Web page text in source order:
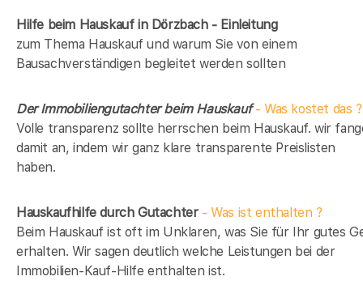
Hilfe beim Hauskauf in Dörzbach - Einleitung
zum Thema Hauskauf und warum Sie von einem
Bausachverständigen begleitet werden sollten
Der Immobiliengutachter beim Hauskauf- Was kostet das ?
Volle transparenz sollte herrschen beim Hauskauf. wir
damit an, indem wir ganz klare transparente Preislisten
haben.
Hauskaufhilfe durch Gutachter- Was ist enthalten ?
Beim Hauskauf ist oft im Unklaren, was Sie für Ihr gutes
erhalten. Wir sagen deutlich welche Leistungen bei der
Immobilien-Kauf-Hilfe enthalten ist.